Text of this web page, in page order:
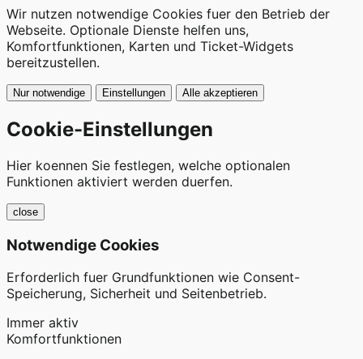
Wir nutzen notwendige Cookies fuer den Betrieb der
Webseite. Optionale Dienste helfen uns,
Komfortfunktionen, Karten und Ticket-Widgets
bereitzustellen.
Nur notwendige Einstellungen Alle akzeptieren
Cookie-Einstellungen
Hier koennen Sie festlegen, welche optionalen
Funktionen aktiviert werden duerfen.
close
Notwendige Cookies
Erforderlich fuer Grundfunktionen wie Consent-
Speicherung, Sicherheit und Seitenbetrieb.
Immer aktiv
Komfortfunktionen